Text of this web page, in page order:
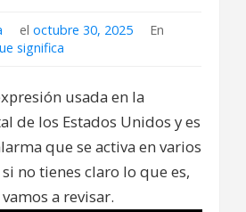
eloctubre 30, 2025
En
significa
usada en la
de los Estados Unidos y es
que se activa en varios
no tienes claro lo que es,
a revisar.